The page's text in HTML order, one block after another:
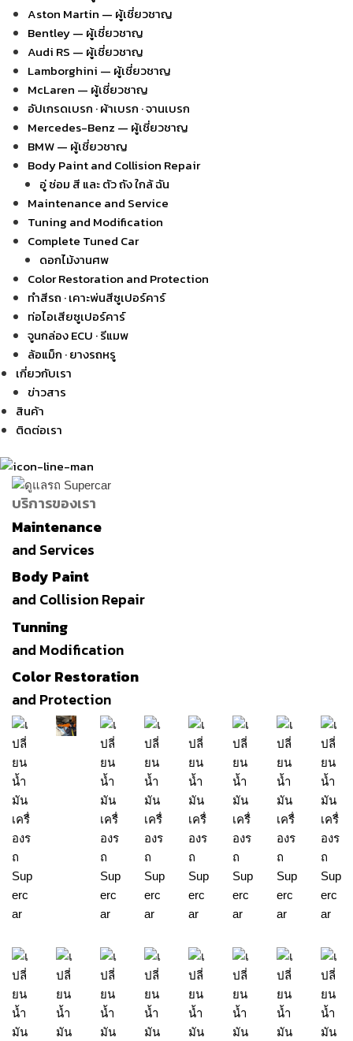
Aston Martin — ผู้เชี่ยวชาญ
Bentley — ผู้เชี่ยวชาญ
Audi RS — ผู้เชี่ยวชาญ
Lamborghini — ผู้เชี่ยวชาญ
McLaren — ผู้เชี่ยวชาญ
อัปเกรดเบรก · ผ้าเบรก · จานเบรก
Mercedes-Benz — ผู้เชี่ยวชาญ
BMW — ผู้เชี่ยวชาญ
Body Paint and Collision Repair
อู่ ซ่อม สี และ ตัว ถัง ใกล้ ฉัน
Maintenance and Service
Tuning and Modification
Complete Tuned Car
ดอกไม้งานศพ
Color Restoration and Protection
ทำสีรถ · เคาะพ่นสีซูเปอร์คาร์
ท่อไอเสียซูเปอร์คาร์
จูนกล่อง ECU · รีแมพ
ล้อแม็ก · ยางรถหรู
เกี่ยวกับเรา
ข่าวสาร
สินค้า
ติดต่อเรา
บริการของเรา
Maintenance
and Services
Body Paint
and Collision Repair
Tunning
and Modification
Color Restoration
and Protection